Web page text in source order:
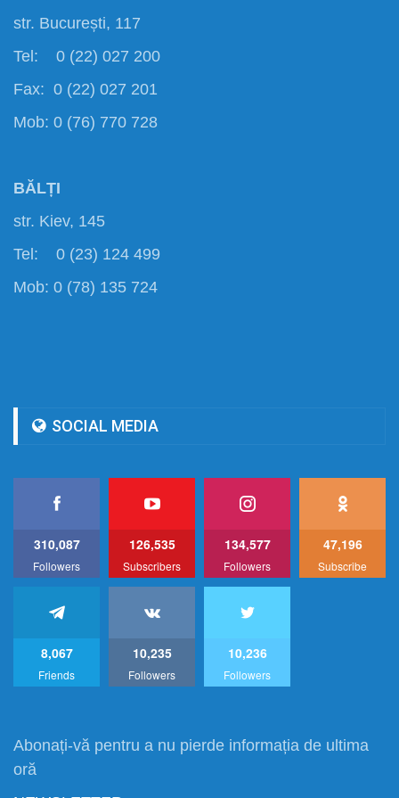
str. București, 117
Tel: 0 (22) 027 200
Fax: 0 (22) 027 201
Mob: 0 (76) 770 728
BĂLȚI
str. Kiev, 145
Tel: 0 (23) 124 499
Mob: 0 (78) 135 724
SOCIAL MEDIA
310,087
Followers
126,535
Subscribers
134,577
Followers
47,196
Subscribe
8,067
Friends
10,235
Followers
10,236
Followers
Abonați-vă pentru a nu pierde informația de ultima
oră